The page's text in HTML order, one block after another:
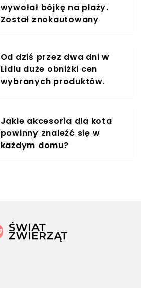
wywołał bójkę na plaży.
Został znokautowany
Od dziś przez dwa dni w
Lidlu duże obniżki cen
wybranych produktów.
Jakie akcesoria dla kota
powinny znaleźć się w
każdym domu?